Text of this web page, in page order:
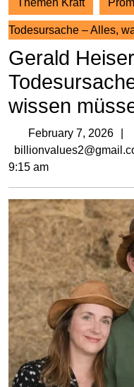
Themen Kraft
Todesursache – Alles,
Gerald
wissen
February 7, 2026
9:15 am